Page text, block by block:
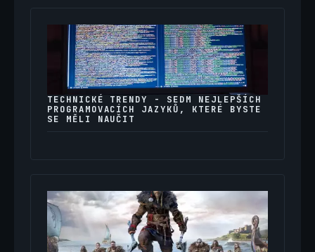
TECHNICKÉ TRENDY - SEDM NEJLEPŠÍCH
PROGRAMOVACÍCH JAZYKŮ, KTERÉ BYSTE
SE MĚLI NAUČIT